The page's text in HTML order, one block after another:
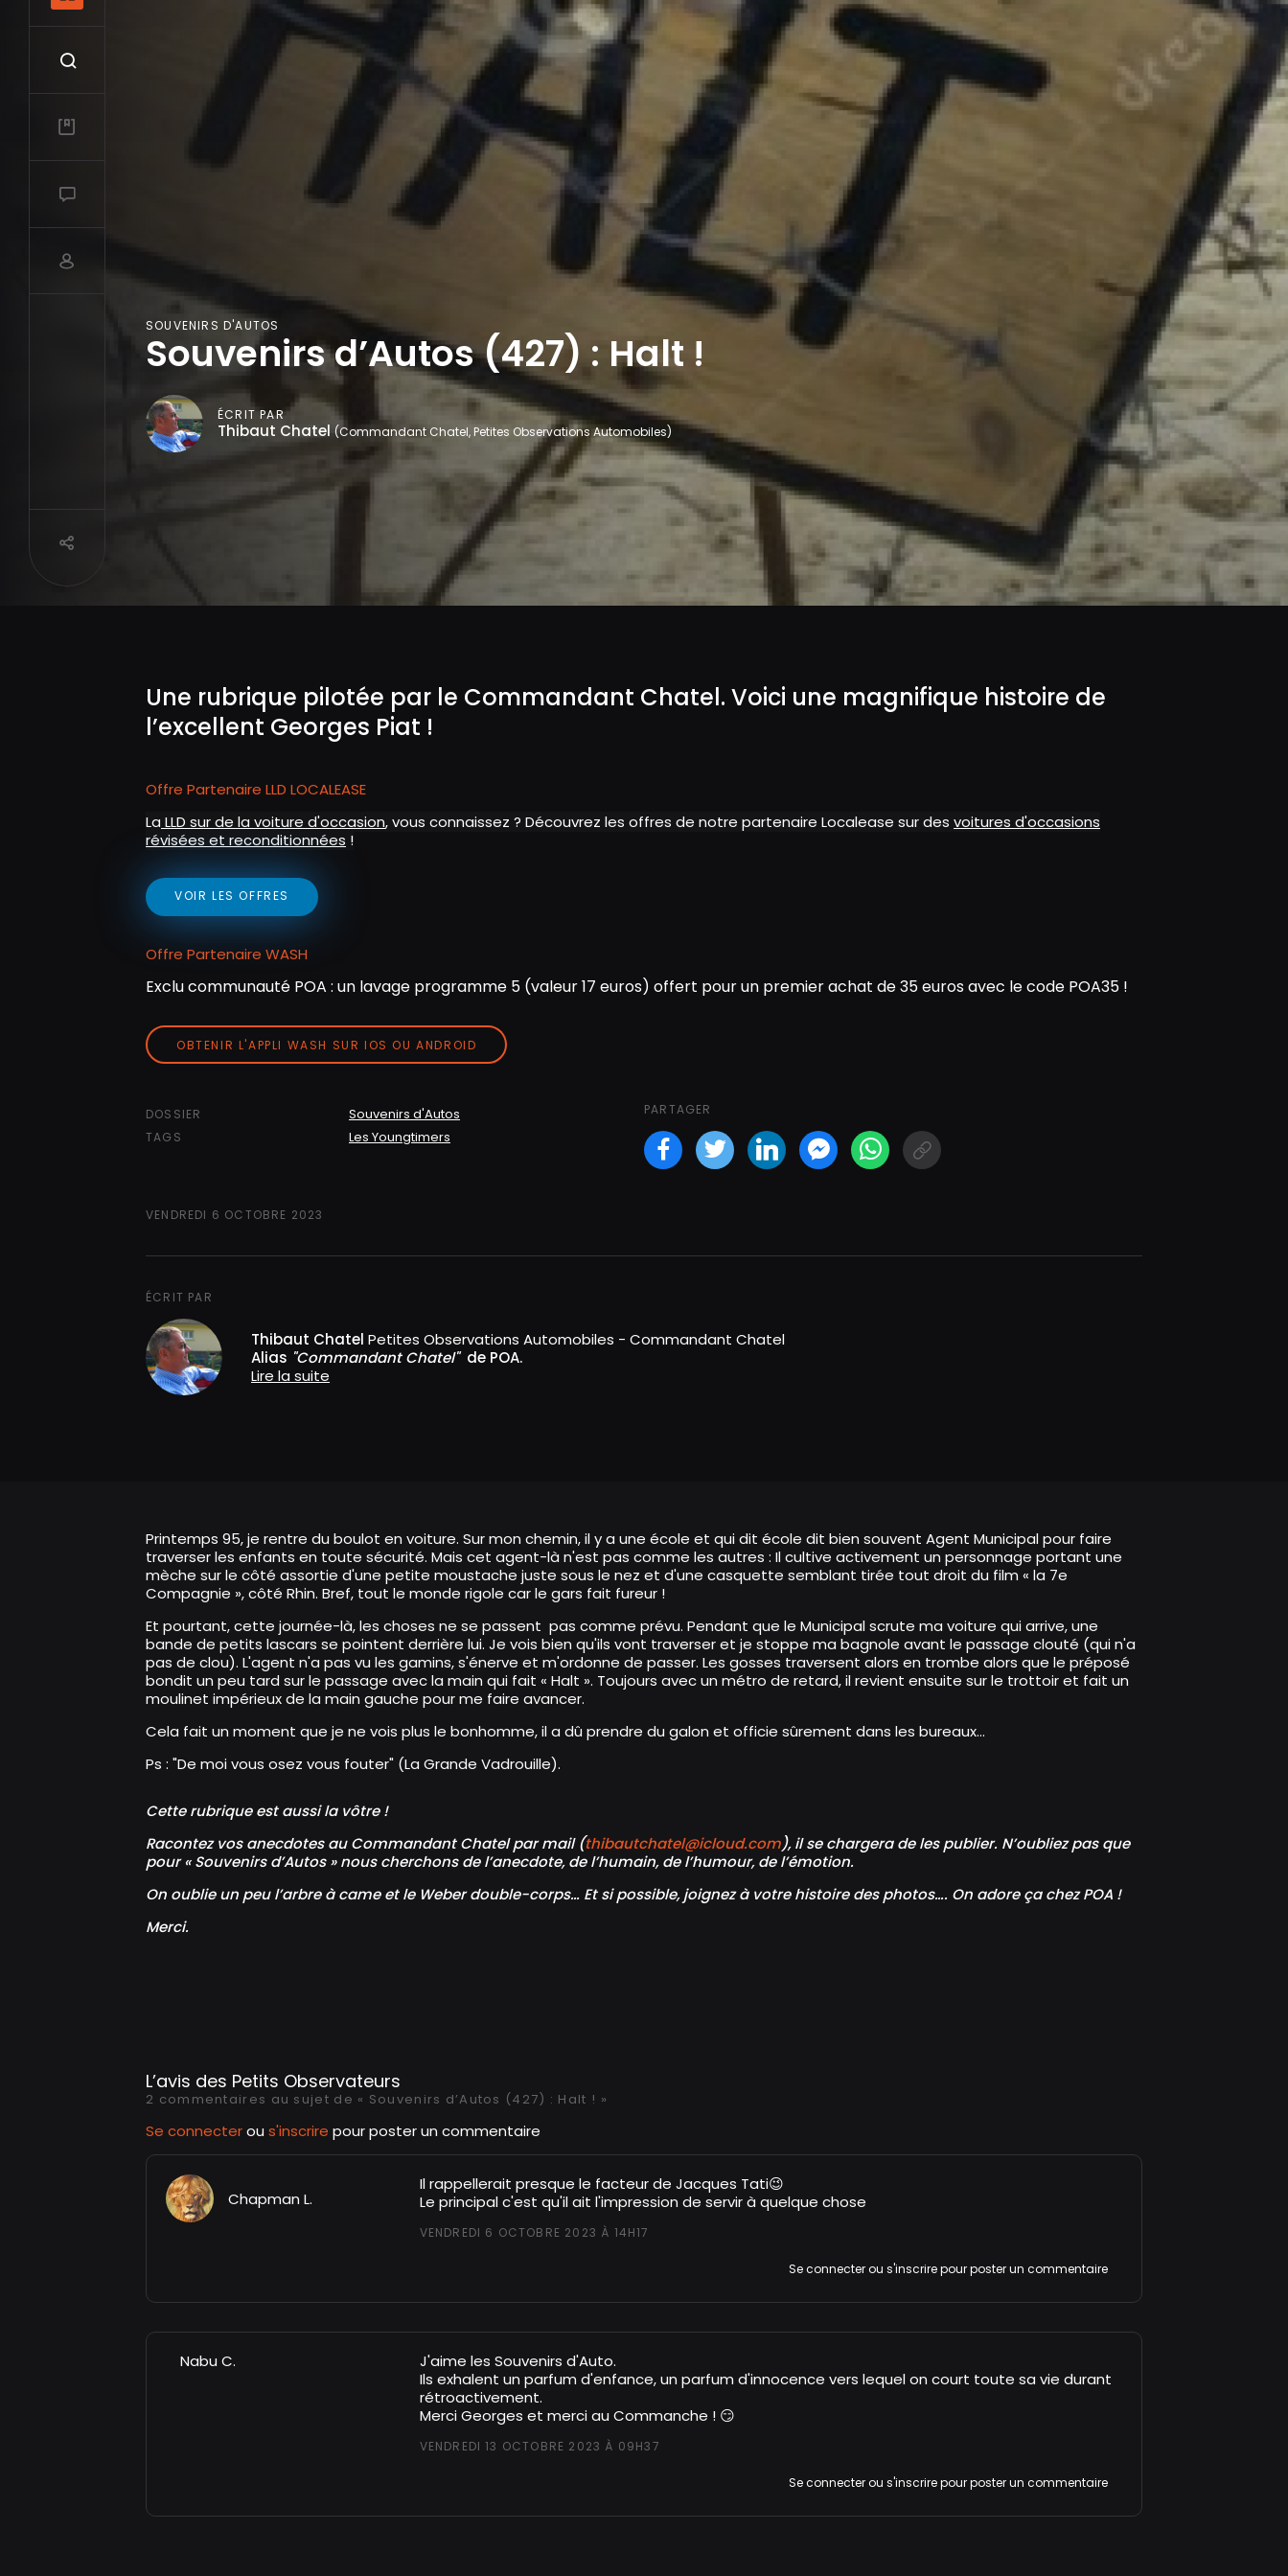
SOUVENIRS D'AUTOS
Souvenirs d’Autos (427) : Halt !
ÉCRIT PAR
Thibaut Chatel (Commandant Chatel, Petites Observations Automobiles)
Une rubrique pilotée par le Commandant Chatel. Voici une magnifique histoire de
l’excellent Georges Piat !
Offre Partenaire LLD LOCALEASE
La LLD sur de la voiture d'occasion, vous connaissez ? Découvrez les offres de notre partenaire Localease sur des voitures d'occasions
révisées et reconditionnées !
VOIR LES OFFRES
Offre Partenaire WASH
Exclu communauté POA : un lavage programme 5 (valeur 17 euros) offert pour un premier achat de 35 euros avec le code POA35 !
OBTENIR L'APPLI WASH SUR IOS OU ANDROID
DOSSIER Souvenirs d'Autos
TAGS Les Youngtimers
PARTAGER
Facebook
TwitterLinkedINFacebook Messenger
WhatsApp
Short link
VENDREDI 6 OCTOBRE 2023
ÉCRIT PAR
Thibaut Chatel Petites Observations Automobiles - Commandant Chatel
Alias "Commandant Chatel" de POA.
Lire la suite
Printemps 95, je rentre du boulot en voiture. Sur mon chemin, il y a une école et qui dit école dit bien souvent Agent Municipal pour faire
traverser les enfants en toute sécurité. Mais cet agent-là n'est pas comme les autres : Il cultive activement un personnage portant une
mèche sur le côté assortie d'une petite moustache juste sous le nez et d'une casquette semblant tirée tout droit du film « la 7e
Compagnie », côté Rhin. Bref, tout le monde rigole car le gars fait fureur !
Et pourtant, cette journée-là, les choses ne se passent pas comme prévu. Pendant que le Municipal scrute ma voiture qui arrive, une
bande de petits lascars se pointent derrière lui. Je vois bien qu'ils vont traverser et je stoppe ma bagnole avant le passage clouté (qui n'a
pas de clou). L'agent n'a pas vu les gamins, s'énerve et m'ordonne de passer. Les gosses traversent alors en trombe alors que le préposé
bondit un peu tard sur le passage avec la main qui fait « Halt ». Toujours avec un métro de retard, il revient ensuite sur le trottoir et fait un
moulinet impérieux de la main gauche pour me faire avancer.
Cela fait un moment que je ne vois plus le bonhomme, il a dû prendre du galon et officie sûrement dans les bureaux...
Ps : "De moi vous osez vous fouter" (La Grande Vadrouille).
Cette rubrique est aussi la vôtre !
Racontez vos anecdotes au Commandant Chatel par mail (thibautchatel@icloud.com), il se chargera de les publier. N’oubliez pas que
pour « Souvenirs d’Autos » nous cherchons de l’anecdote, de l’humain, de l’humour, de l’émotion.
On oublie un peu l’arbre à came et le Weber double-corps… Et si possible, joignez à votre histoire des photos…. On adore ça chez POA !
Merci.
L’avis des Petits Observateurs
2 commentaires au sujet de « Souvenirs d’Autos (427) : Halt ! »
Se connecterou s'inscrire pour poster un commentaire
Chapman L.
Il rappellerait presque le facteur de Jacques Tati😉
Le principal c'est qu'il ait l'impression de servir à quelque chose
VENDREDI 6 OCTOBRE 2023 À 14H17
Se connecterou s'inscrirepour poster un commentaire
Nabu C.
J'aime les Souvenirs d'Auto.
Ils exhalent un parfum d'enfance, un parfum d'innocence vers lequel on court toute sa vie durant
rétroactivement.
Merci Georges et merci au Commanche ! 😏
VENDREDI 13 OCTOBRE 2023 À 09H37
Se connecterou s'inscrirepour poster un commentaire